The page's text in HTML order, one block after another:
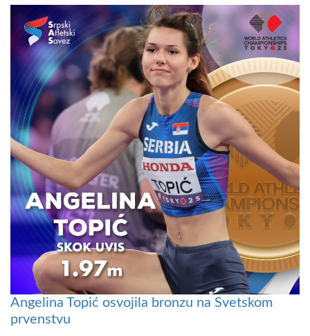
Angelina Topić osvojila bronzu na Svetskom
prvenstvu